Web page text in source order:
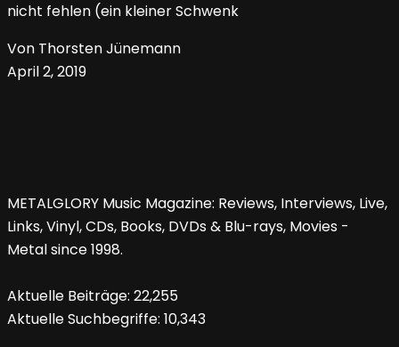
nicht fehlen (ein kleiner Schwenk
Von Thorsten Jünemann
April 2, 2019
METALGLORY Music Magazine: Reviews, Interviews, Live,
Links, Vinyl, CDs, Books, DVDs & Blu-rays, Movies -
Metal since 1998.
Aktuelle Beiträge: 22,255
Aktuelle Suchbegriffe: 10,343